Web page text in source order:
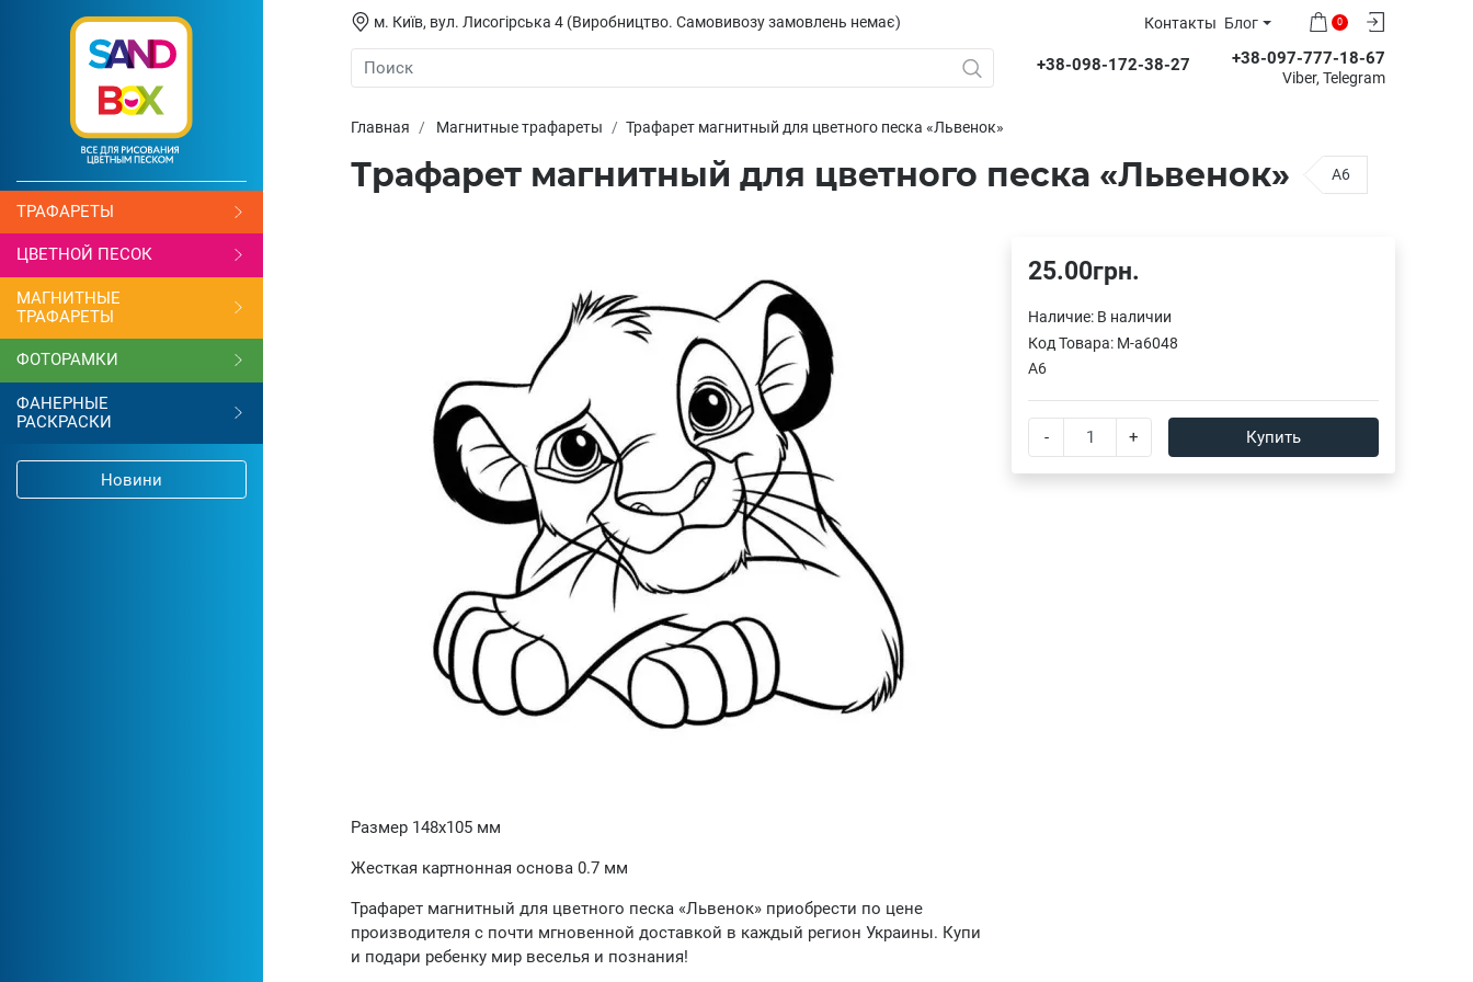
ТРАФАРЕТЫ
ЦВЕТНОЙ ПЕСОК
МАГНИТНЫЕ
ТРАФАРЕТЫ
ФОТОРАМКИ
ФАНЕРНЫЕ
РАСКРАСКИ
Новини
Контакты Блог
м. Київ, вул. Лисогірська 4 (Виробництво. Самовивозу замовлень немає)
+38-098-172-38-27
0
+38-097-777-18-67
Viber, Telegram
Главная Магнитные трафареты Трафарет магнитный для цветного песка «Львенок»
Трафарет магнитный для цветного песка «Львенок» A6
Размер 148х105 мм
Жесткая картнонная основа 0.7 мм
Трафарет магнитный для цветного песка «Львенок» приобрести по цене
производителя с почти мгновенной доставкой в каждый регион Украины. Купи
и подари ребенку мир веселья и познания!
25.00грн.
Наличие: В наличии
Код Товара: M-a6048
A6
- + Купить